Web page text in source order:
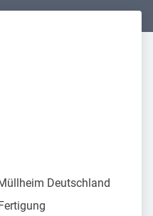
Deutschland